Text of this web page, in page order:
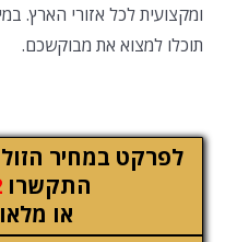
ומקצועית לכל אזורי הארץ.
תוכלו למצוא את מבוקשכם.
לפרקט במחיר
התקשרו
או